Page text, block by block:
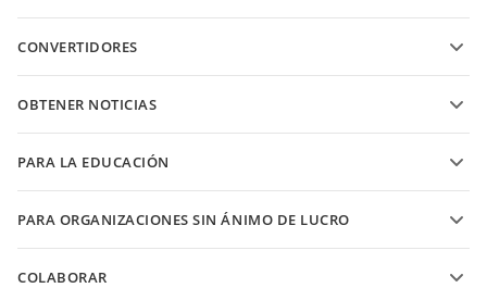
Plantillas de documentos de texto
CONVERTIDORES
Convierte hojas de cálculo
OBTENER NOTICIAS
PARA LA EDUCACIÓN
Para educadores
PARA ORGANIZACIONES SIN ÁNIMO DE LUCRO
COLABORAR